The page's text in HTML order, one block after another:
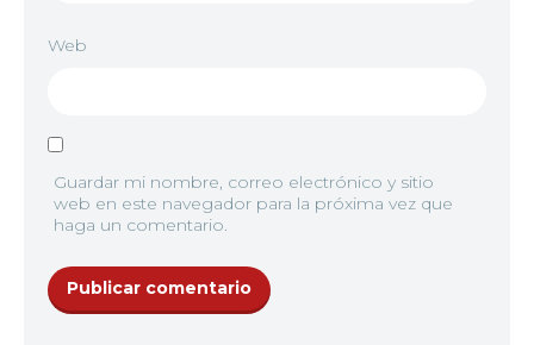
Web
Guardar mi nombre, correo electrónico y sitio
web en este navegador para la próxima vez que
haga un comentario.